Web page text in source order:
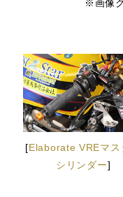
※画像
[Elaborate VREマス
シリンダー]